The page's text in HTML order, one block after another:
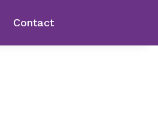
Contact